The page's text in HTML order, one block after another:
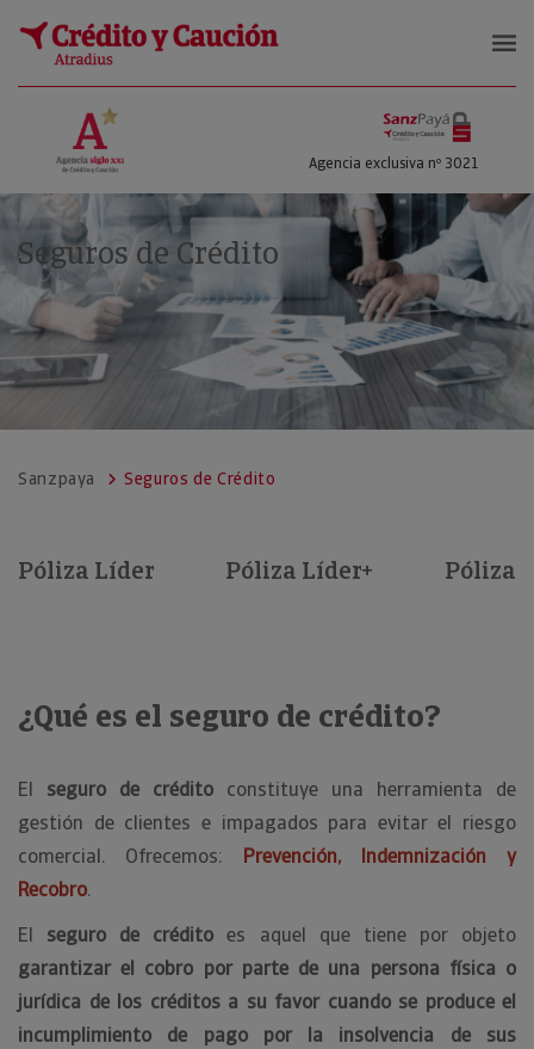
SanzPayá
Agencia exclusiva nº 3021
Seguros de Crédito
Sanzpaya Seguros de Crédito
Póliza Líder Póliza Líder+ Póliza
¿Qué es el seguro de crédito?
El seguro de crédito constituye una herramienta de
gestión de clientes e impagados para evitar el riesgo
comercial. Ofrecemos: Prevención, Indemnización y
Recobro.
El seguro de crédito es aquel que tiene por objeto
garantizar el cobro por parte de una persona física o
jurídica de los créditos a su favor cuando se produce el
incumplimiento de pago por la insolvencia de sus